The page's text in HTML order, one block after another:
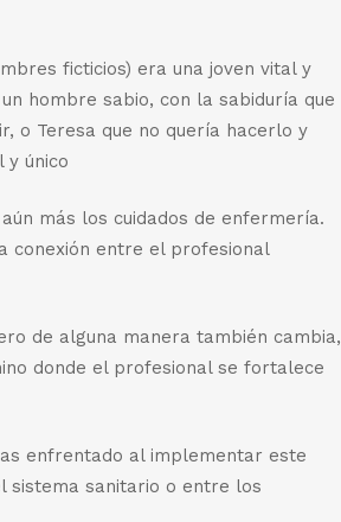
ficticios) era una joven vital y
hombre sabio, con la sabiduría que
o Teresa que no quería hacerlo y
y único
más los cuidados de enfermería.
conexión entre el profesional
de alguna manera también cambia,
donde el profesional se fortalece
enfrentado al implementar este
sistema sanitario o entre los